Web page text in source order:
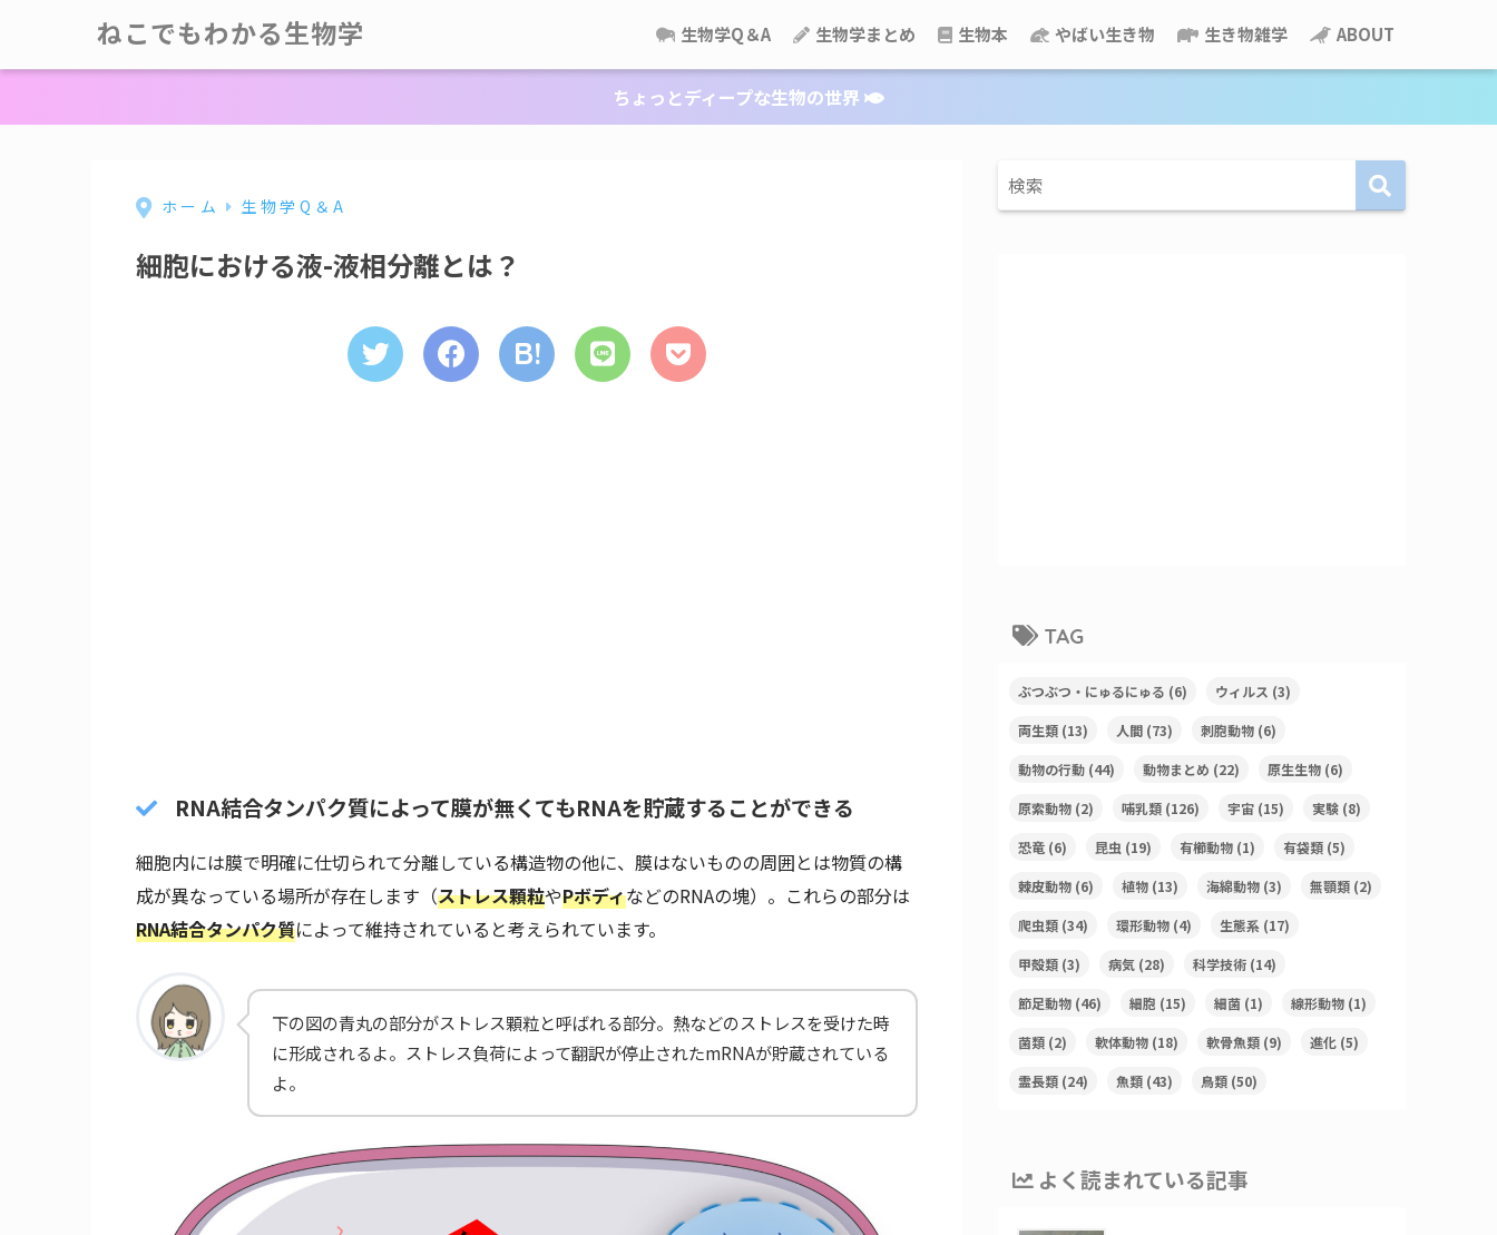
ねこでもわかる生物学 生物学Q＆A 生物学まとめ 生物本 やばい生き物 生き物雑学 ABOUT
ちょっとディープな生物の世界
ホーム 生物学Q＆A
細胞における液-液相分離とは？
RNA結合タンパク質によって膜が無くてもRNAを貯蔵することができる
細胞内には膜で明確に仕切られて分離している構造物の他に、膜はないものの周囲とは物質の構
成が異なっている場所が存在します（ストレス顆粒やPボディなどのRNAの塊）。これらの部分は
RNA結合タンパク質によって維持されていると考えられています。
下の図の青丸の部分がストレス顆粒と呼ばれる部分。熱などのストレスを受けた時
に形成されるよ。ストレス負荷によって翻訳が停止されたmRNAが貯蔵されている
よ。
TAG
ぶつぶつ・にゅるにゅる (6) ウィルス (3)
両生類 (13) 人間 (73) 刺胞動物 (6)
動物の行動 (44) 動物まとめ (22) 原生生物 (6)
原索動物 (2) 哺乳類 (126) 宇宙 (15) 実験 (8)
恐竜 (6) 昆虫 (19) 有櫛動物 (1) 有袋類 (5)
棘皮動物 (6) 植物 (13) 海綿動物 (3) 無顎類 (2)
爬虫類 (34) 環形動物 (4) 生態系 (17)
甲殻類 (3) 病気 (28) 科学技術 (14)
節足動物 (46) 細胞 (15) 細菌 (1) 線形動物 (1)
菌類 (2) 軟体動物 (18) 軟骨魚類 (9) 進化 (5)
霊長類 (24) 魚類 (43) 鳥類 (50)
よく読まれている記事